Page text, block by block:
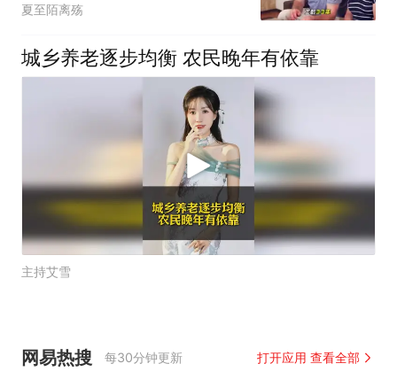
夏至陌离殇
城乡养老逐步均衡 农民晚年有依靠
主持艾雪
网易热搜 每30分钟更新 打开应用 查看全部